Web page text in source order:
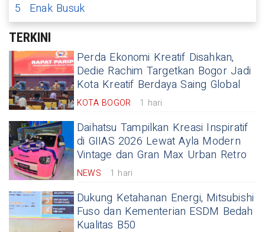
5
Enak Busuk
TERKINI
Perda Ekonomi Kreatif Disahkan,
Dedie Rachim Targetkan Bogor Jadi
Kota Kreatif Berdaya Saing Global
KOTA BOGOR 1 hari
Daihatsu Tampilkan Kreasi Inspiratif
di GIIAS 2026 Lewat Ayla Modern
Vintage dan Gran Max Urban Retro
NEWS 1 hari
Dukung Ketahanan Energi, Mitsubishi
Fuso dan Kementerian ESDM Bedah
Kualitas B50